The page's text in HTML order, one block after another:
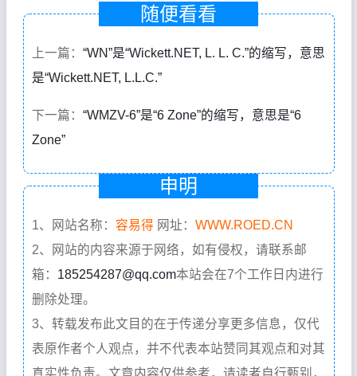
随便看看
上一篇： “WN”是“Wickett.NET, L. L. C.”的缩写，意思
是“Wickett.NET, L.L.C.”
下一篇： “WMZV-6”是“6 Zone”的缩写，意思是“6
Zone”
申明
1、网站名称： 容易得 网址： WWW.ROED.CN
2、网站的内容来源于网络，如有侵权，请联系邮
箱： 185254287@qq.com本站会在7个工作日内进行
删除处理。
3、转载发布此文目的在于传递分享更多信息，仅代
表原作者个人观点，并不代表本站赞同其观点和对其
真实性负责。文章内容仅供参考，请读者自行甄别，